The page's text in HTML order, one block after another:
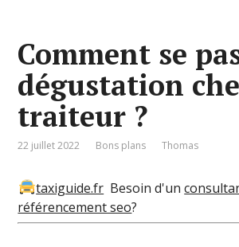
Comment se
dégustation
traiteur ?
22 juillet 2022 Bons plans Thomas
taxiguide.fr Besoin d'un
référencement seo?